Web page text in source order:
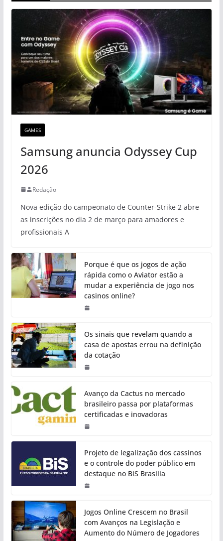
GAMES
Samsung anuncia Odyssey Cup
2026
Redação
Nova edição do campeonato de Counter-Strike 2 abre
as inscrições no dia 2 de março para amadores e
profissionais A
Porque é que os jogos de ação
rápida como o Aviator estão a
mudar a experiência de jogo nos
casinos online?
Os sinais que revelam quando a
casa de apostas errou na definição
da cotação
Avanço da Cactus no mercado
brasileiro passa por plataformas
certificadas e inovadoras
Projeto de legalização dos cassinos
e o controle do poder público em
destaque no BiS Brasília
Jogos Online Crescem no Brasil
com Avanços na Legislação e
Aumento do Número de Jogadores